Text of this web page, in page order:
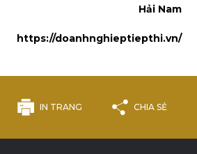
Hải Nam
https://doanhnghieptiepthi.vn/
IN TRANG CHIA SẺ